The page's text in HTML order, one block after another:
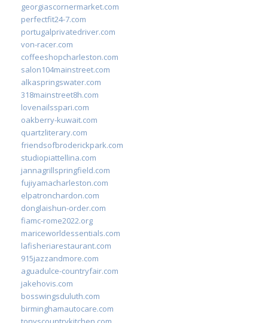
georgiascornermarket.com
perfectfit24-7.com
portugalprivatedriver.com
von-racer.com
coffeeshopcharleston.com
salon104mainstreet.com
alkaspringswater.com
318mainstreet8h.com
lovenailsspari.com
oakberry-kuwait.com
quartzliterary.com
friendsofbroderickpark.com
studiopiattellina.com
jannagrillspringfield.com
fujiyamacharleston.com
elpatronchardon.com
donglaishun-order.com
fiamc-rome2022.org
mariceworldessentials.com
lafisheriarestaurant.com
915jazzandmore.com
aguadulce-countryfair.com
jakehovis.com
bosswingsduluth.com
birminghamautocare.com